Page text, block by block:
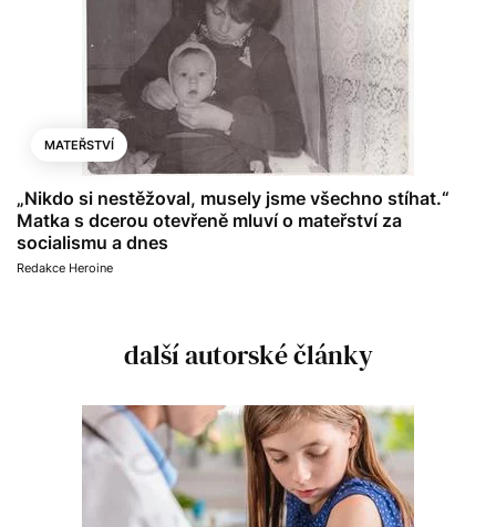
MATEŘSTVÍ
„Nikdo si nestěžoval, musely jsme všechno stíhat.“
Matka s dcerou otevřeně mluví o mateřství za
socialismu a dnes
Redakce Heroine
další autorské články